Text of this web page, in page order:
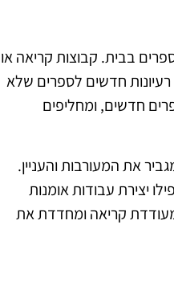
בבית. קבוצות קריאה או
חדשים לספרים שלא
חדשים, ומחליפים
את המעורבות והעניין.
יצירת עבודות אומנות
קריאה ומחדדת את